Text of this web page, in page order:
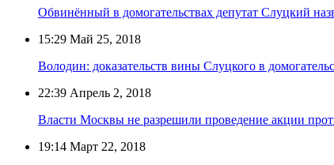
Обвинённый в домогательствах депутат Слуцкий
15:29 Май 25, 2018
Володин: доказательств вины Слуцкого в
22:39 Апрель 2, 2018
Власти Москвы не разрешили проведение акции
19:14 Март 22, 2018